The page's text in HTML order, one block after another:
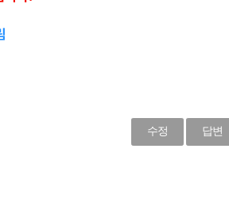
수정 답변